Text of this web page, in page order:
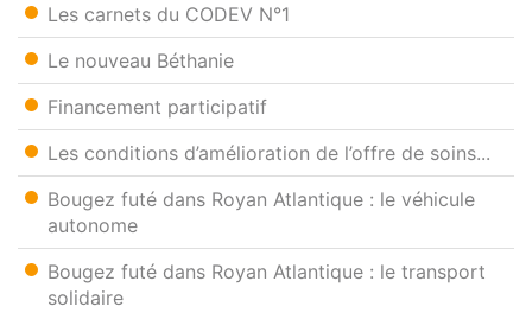
Les carnets du CODEV N°1
Le nouveau Béthanie
Financement participatif
Les conditions d’amélioration de l’offre de soins...
Bougez futé dans Royan Atlantique : le véhicule
autonome
Bougez futé dans Royan Atlantique : le transport
solidaire